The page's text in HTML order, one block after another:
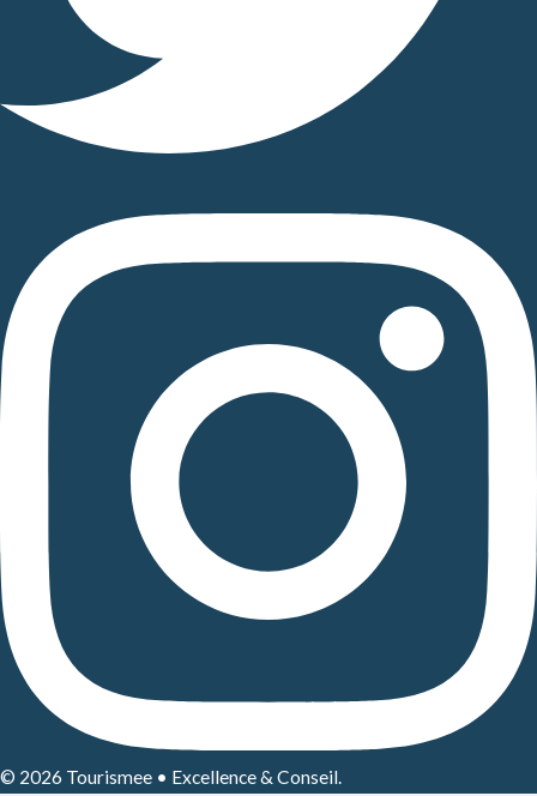
© 2026 Tourismee • Excellence & Conseil.